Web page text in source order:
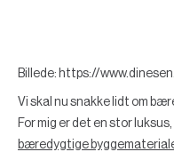
Billede: https://
Vi skal nu snakke lidt om
For mig er det en stor
bæredygtige